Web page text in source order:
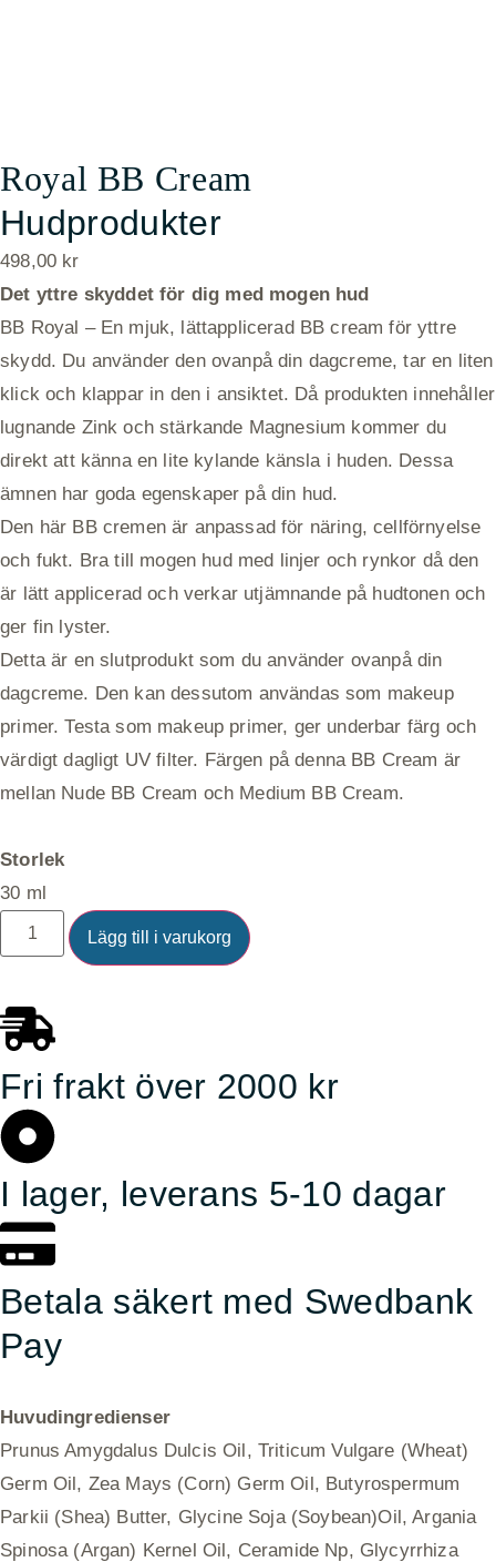
Royal BB Cream
Hudprodukter
498,00 kr
Det yttre skyddet för dig med mogen hud
BB Royal – En mjuk, lättapplicerad BB cream för yttre
skydd. Du använder den ovanpå din dagcreme, tar en liten
klick och klappar in den i ansiktet. Då produkten innehåller
lugnande Zink och stärkande Magnesium kommer du
direkt att känna en lite kylande känsla i huden. Dessa
ämnen har goda egenskaper på din hud.
Den här BB cremen är anpassad för näring, cellförnyelse
och fukt. Bra till mogen hud med linjer och rynkor då den
är lätt applicerad och verkar utjämnande på hudtonen och
ger fin lyster.
Detta är en slutprodukt som du använder ovanpå din
dagcreme. Den kan dessutom användas som makeup
primer. Testa som makeup primer, ger underbar färg och
värdigt dagligt UV filter. Färgen på denna BB Cream är
mellan Nude BB Cream och Medium BB Cream.
Storlek
30 ml
Lägg till i varukorg
Fri frakt över 2000 kr
I lager, leverans 5-10 dagar
Betala säkert med Swedbank
Pay
Huvudingredienser
Prunus Amygdalus Dulcis Oil, Triticum Vulgare (Wheat)
Germ Oil, Zea Mays (Corn) Germ Oil, Butyrospermum
Parkii (Shea) Butter, Glycine Soja (Soybean)Oil, Argania
Spinosa (Argan) Kernel Oil, Ceramide Np, Glycyrrhiza